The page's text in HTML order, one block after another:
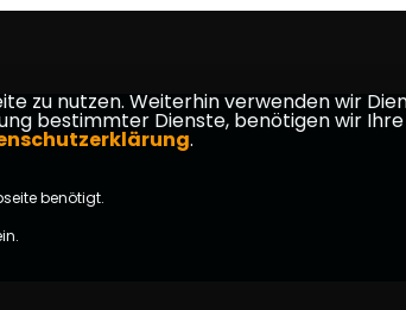
zu nutzen. Weiterhin verwenden wir
bestimmter Dienste, benötigen wir Ihre
.
benötigt.